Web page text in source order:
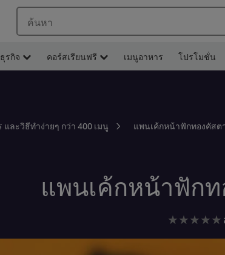
ค้นหา
รกิจ คอร์สเรียนฟรี เมนูอาหาร โปรโมชั่น
ละวิธีทำง่ายๆ กว่า 400 เมนู แพนเค้กหน้าฟักทองคัสต
แพนเค้กหน้าฟัก